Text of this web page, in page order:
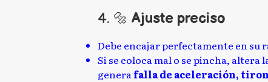
4. 🔩Ajuste preciso
Debe encajar perfectamente en su
Si se coloca mal o se pincha, altera
generafalla de aceleración,